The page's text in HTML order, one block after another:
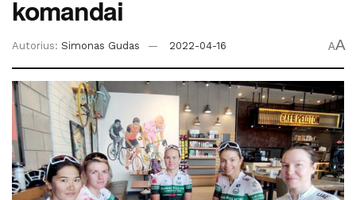
komandai
Autorius: Simonas Gudas 2022-04-16 AA